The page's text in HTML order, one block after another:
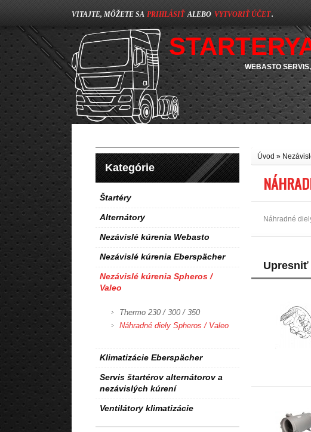
VITAJTE, MÔŽETE SA PRIHLÁSIŤ ALEBO VYTVORIŤ ÚČET.
WEBASTO
Kategórie
Štartéry
Alternátory
Nezávislé kúrenia Webasto
Nezávislé kúrenia Eberspächer
Nezávislé kúrenia Spheros /
Valeo
Thermo 230 / 300 / 350
Náhradné diely Spheros / Valeo
Klimatizácie Eberspächer
Servis štartérov alternátorov a
nezávislých kúrení
Ventilátory klimatizácie
Úvod »
Náhradné
Upresniť